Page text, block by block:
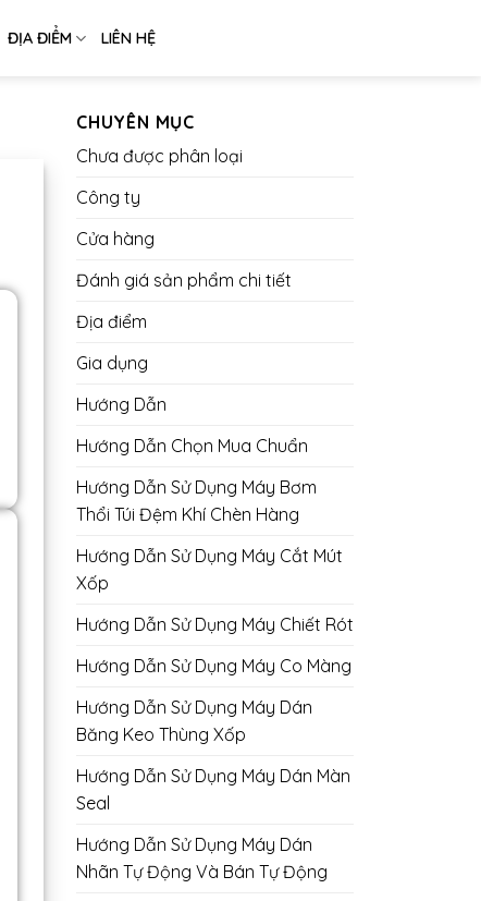
ĐỊA ĐIỂM LIÊN HỆ
CHUYÊN MỤC
Chưa được phân loại
Công ty
Cửa hàng
Đánh giá sản phẩm chi tiết
Địa điểm
Gia dụng
Hướng Dẫn
Hướng Dẫn Chọn Mua Chuẩn
Hướng Dẫn Sử Dụng Máy Bơm
Thổi Túi Đệm Khí Chèn Hàng
Hướng Dẫn Sử Dụng Máy Cắt Mút
Xốp
Hướng Dẫn Sử Dụng Máy Chiết Rót
Hướng Dẫn Sử Dụng Máy Co Màng
Hướng Dẫn Sử Dụng Máy Dán
Băng Keo Thùng Xốp
Hướng Dẫn Sử Dụng Máy Dán Màn
Seal
Hướng Dẫn Sử Dụng Máy Dán
Nhãn Tự Động Và Bán Tự Động